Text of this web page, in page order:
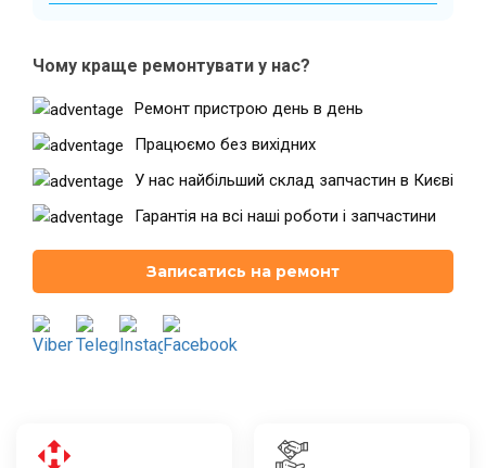
Чому краще ремонтувати у нас?
Ремонт пристрою день в день
Працюємо без вихідних
У нас найбільший склад запчастин в Києві
Гарантія на всі наші роботи і запчастини
Записатись на ремонт